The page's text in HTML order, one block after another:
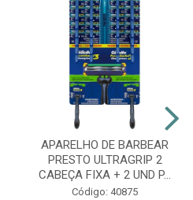
APARELHO DE BARBEAR
PRESTO ULTRAGRIP 2
CABEÇA FIXA + 2 UND P...
Código: 40875